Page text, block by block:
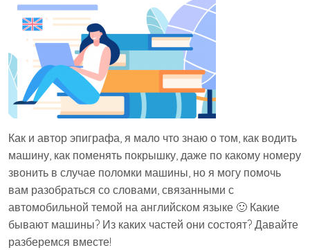
Как и автор эпиграфа, я мало что знаю о том, как водить
машину, как поменять покрышку, даже по какому номеру
звонить в случае поломки машины, но я могу помочь
вам разобраться со словами, связанными с
автомобильной темой на английском языке 🙂 Какие
бывают машины? Из каких частей они состоят? Давайте
разберемся вместе!